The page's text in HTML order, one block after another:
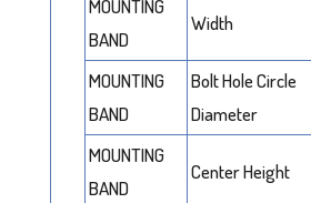
MOUNTING
BAND
Width
MOUNTING
BAND
Bolt Hole Circle
Diameter
MOUNTING
BAND
Center Height